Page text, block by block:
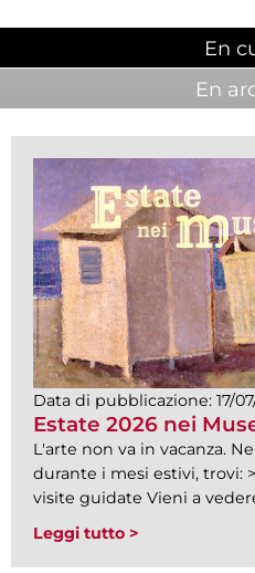
En
En
Data di pubblicazione: 17/
Estate 2026 nei
L'arte non va in vacanza.
durante i mesi estivi, trovi:
visite guidate Vieni a
Leggi tutto >